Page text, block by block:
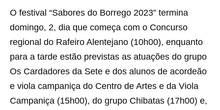
O festival “Sabores do Borrego 2023” termina
domingo, 2, dia que começa com o Concurso
regional do Rafeiro Alentejano (10h00), enquanto
para a tarde estão previstas as atuações do grupo
Os Cardadores da Sete e dos alunos de acordeão
e viola campaniça do Centro de Artes e da Viola
Campaniça (15h00), do grupo Chibatas (17h00) e,